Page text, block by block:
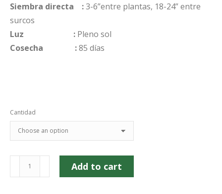
Siembra directa :3-6”entre plantas, 18-24” entre
surcos
Luz : Pleno sol
Cosecha :85 días
Cantidad
Habichuelas
rojas
Add to cart